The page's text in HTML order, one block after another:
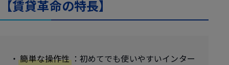
【賃貸革命の特長】
・簡単な操作性：初めてでも使いやすいインター